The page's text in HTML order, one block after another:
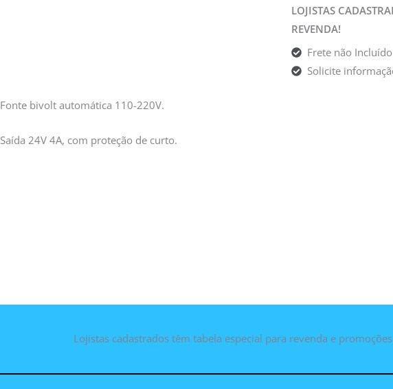
LOJISTAS
REVENDA!
Frete não Incluído
Solicite
Fonte bivolt automática 110-220V.
Saída 24V 4A, com proteção de curto.
Lojistas cadastrados têm tabela especial para revenda e